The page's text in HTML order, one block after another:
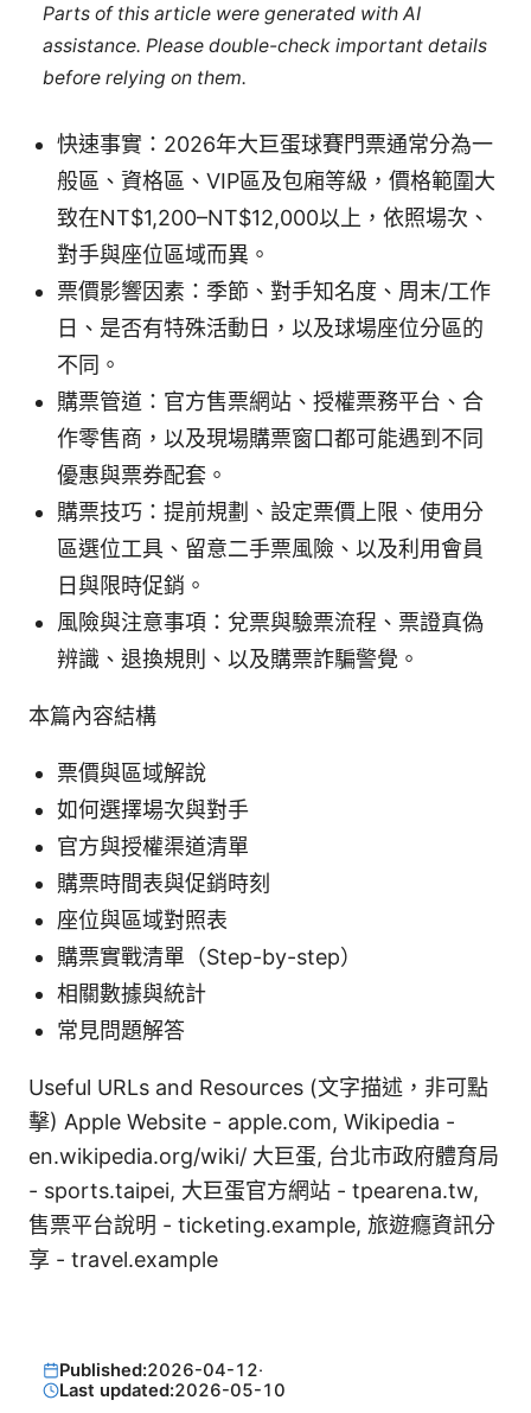
Parts of this article were generated with AI
assistance. Please double-check important details
before relying on them.
快速事實：2026年大巨蛋球賽門票通常分為一
般區、資格區、VIP區及包廂等級，價格範圍大
致在NT$1,200–NT$12,000以上，依照場次、
對手與座位區域而異。
票價影響因素：季節、對手知名度、周末/工作
日、是否有特殊活動日，以及球場座位分區的
不同。
購票管道：官方售票網站、授權票務平台、合
作零售商，以及現場購票窗口都可能遇到不同
優惠與票券配套。
購票技巧：提前規劃、設定票價上限、使用分
區選位工具、留意二手票風險、以及利用會員
日與限時促銷。
風險與注意事項：兌票與驗票流程、票證真偽
辨識、退換規則、以及購票詐騙警覺。
本篇內容結構
票價與區域解說
如何選擇場次與對手
官方與授權渠道清單
購票時間表與促銷時刻
座位與區域對照表
購票實戰清單（Step-by-step）
相關數據與統計
常見問題解答
Useful URLs and Resources (文字描述，非可點
擊) Apple Website - apple.com, Wikipedia -
en.wikipedia.org/wiki/ 大巨蛋, 台北市政府體育局
- sports.taipei, 大巨蛋官方網站 - tpearena.tw,
售票平台說明 - ticketing.example, 旅遊癮資訊分
享 - travel.example
Published:2026-04-12·
Last updated:2026-05-10